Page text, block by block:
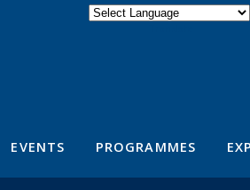
EVENTS PROGRAMMES